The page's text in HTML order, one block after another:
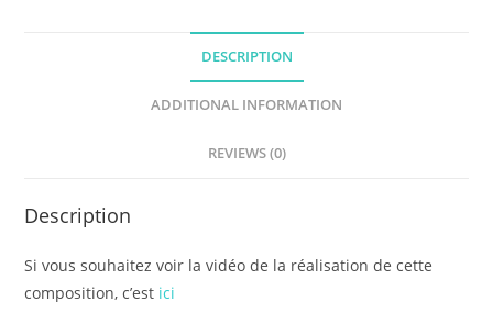
DESCRIPTION
ADDITIONAL INFORMATION
REVIEWS (0)
Description
Si vous souhaitez voir la vidéo de la réalisation de cette
composition, c’est ici